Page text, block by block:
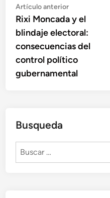
Navegación
de
entradas
Artículo anteriorArtículo
anterior:
Rixi Moncada y el
blindaje electoral:
consecuencias del
control político
gubernamental
Busqueda
Buscar: